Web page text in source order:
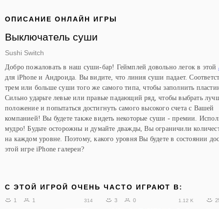
ОПИСАНИЕ ОНЛАЙН ИГРЫ
Выключатель суши
Sushi Switch
Добро пожаловать в наш суши-бар! Геймплей довольно легок в этой
для iPhone и Андроида. Вы видите, что линия суши падает.
трем или больше суши того же самого типа, чтобы заполнить
Сильно ударьте левые или правые падающий ряд, чтобы выбрать
положение и попытаться достигнуть самого высокого счета с Вашей
компанией! Вы будете также видеть некоторые суши - премии.
мудро! Будьте осторожны и думайте дважды, Вы ограничили
на каждом уровне. Поэтому, какого уровня Вы будете в состоянии
этой игре iPhone галереи?
C ЭТОЙ ИГРОЙ ОЧЕНЬ ЧАСТО ИГРАЮТ В:
1 1 314 3 0 1.12 K